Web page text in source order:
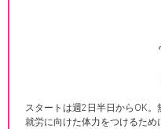
スタートは週2日半日からOK。
就労に向けた体力をつけるた